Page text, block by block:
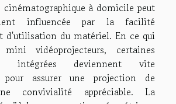
cinématographique à domicile peut
influencée par la facilité
d'utilisation du matériel. En ce qui
vidéoprojecteurs, certaines
intégrées deviennent vite
pour assurer une projection de
convivialité appréciable. La